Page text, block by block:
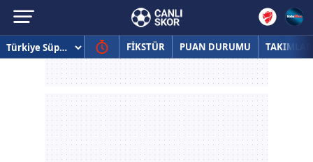
FİKSTÜR PUAN DURUMU TAKIMLAR